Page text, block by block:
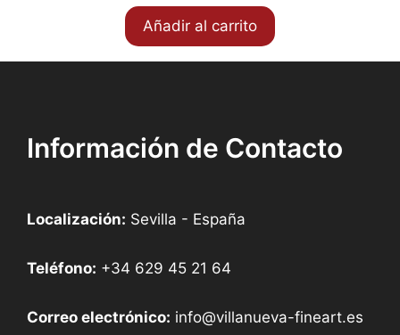
original
era:
actual
es:
Añadir al carrito
Información de Contacto
Localización: Sevilla - España
Teléfono: +34 629 45 21 64
Correo electrónico: info@villanueva-fineart.es